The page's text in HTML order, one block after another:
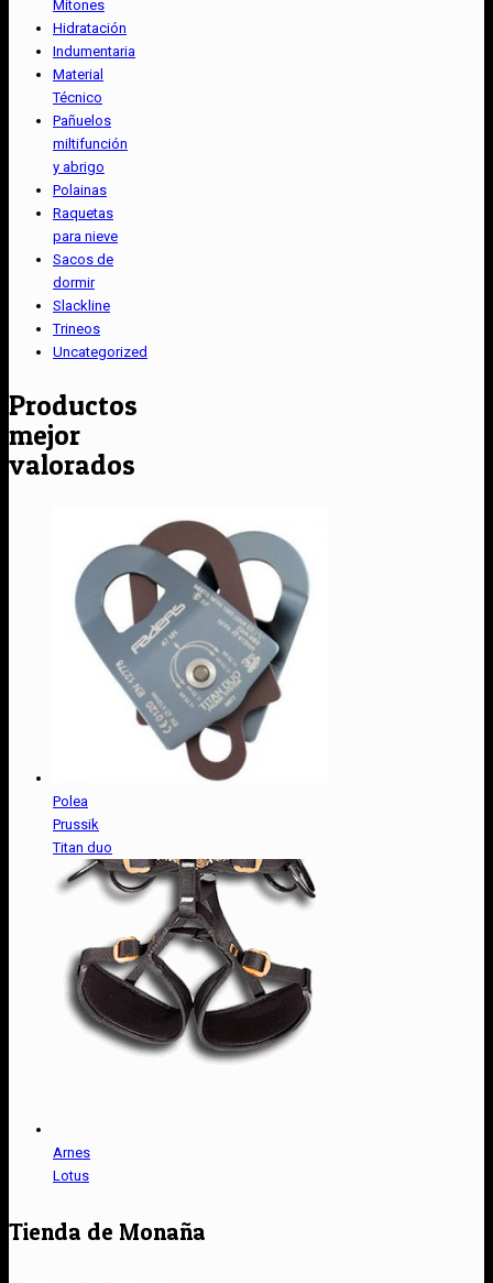
Mitones
Hidratación
Indumentaria
Material
Técnico
Pañuelos
miltifunción
y abrigo
Polainas
Raquetas
para nieve
Sacos de
dormir
Slackline
Trineos
Uncategorized
Productos
mejor
valorados
Polea
Prussik
Titan duo
Arnes
Lotus
Tienda de Monaña